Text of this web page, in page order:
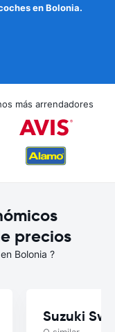
en Bolonia.
más arrendadores
precios
Bolonia ?
Suzuki